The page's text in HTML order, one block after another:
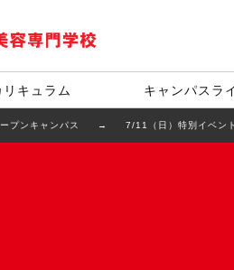
リキュラム キャンパスラ
プンキャンパス 7/11（日）特別イベン